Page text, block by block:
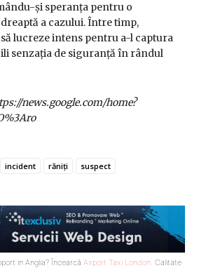
și speranța pentru o
a cazului. Între timp,
lucreze intens pentru a-l captura
senzația de siguranță în rândul
news.google.com/home?
incident răniți suspect
in Anglia? Încearcă Airport Taxi London. Calitate